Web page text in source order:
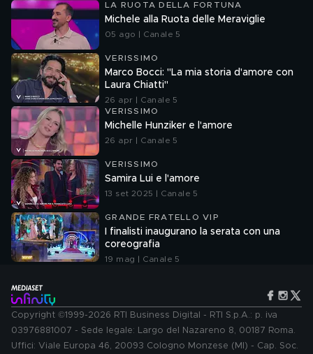
LA RUOTA DELLA FORTUNA
Michele alla Ruota delle Meraviglie
05 ago | Canale 5
VERISSIMO
Marco Bocci: "La mia storia d'amore con
Laura Chiatti"
26 apr | Canale 5
VERISSIMO
Michelle Hunziker e l'amore
26 apr | Canale 5
VERISSIMO
Samira Lui e l'amore
13 set 2025 | Canale 5
GRANDE FRATELLO VIP
I finalisti inaugurano la serata con una
coreografia
19 mag | Canale 5
Copyright ©1999-2026 RTI Business Digital - RTI S.p.A.: p. iva
03976881007 - Sede legale: Largo del Nazareno 8, 00187 Roma.
Uffici: Viale Europa 46, 20093 Cologno Monzese (MI) - Cap. Soc.